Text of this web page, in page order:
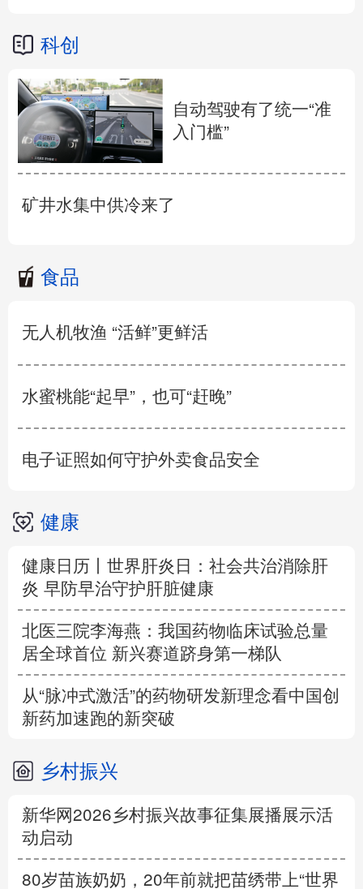
科创
自动驾驶有了统一“准
入门槛”
矿井水集中供冷来了
食品
无人机牧渔 “活鲜”更鲜活
水蜜桃能“起早”，也可“赶晚”
电子证照如何守护外卖食品安全
健康
健康日历丨世界肝炎日：社会共治消除肝
炎 早防早治守护肝脏健康
北医三院李海燕：我国药物临床试验总量
居全球首位 新兴赛道跻身第一梯队
从“脉冲式激活”的药物研发新理念看中国创
新药加速跑的新突破
乡村振兴
新华网2026乡村振兴故事征集展播展示活
动启动
80岁苗族奶奶，20年前就把苗绣带上“世界